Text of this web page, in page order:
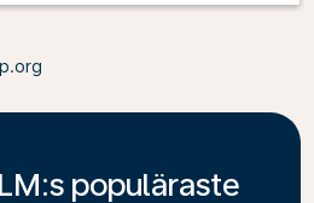
populäraste